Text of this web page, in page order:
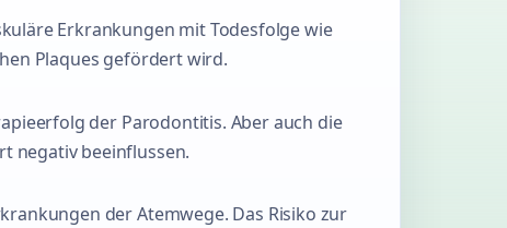
Erkrankungen mit Todesfolge wie
Plaques gefördert wird.
der Parodontitis. Aber auch die
negativ beeinflussen.
der Atemwege. Das Risiko zur